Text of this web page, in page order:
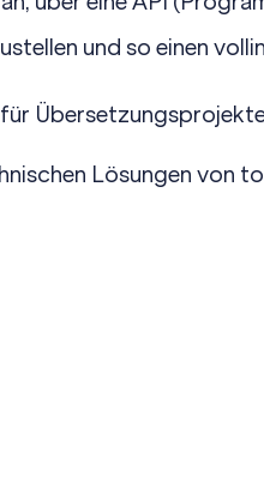
und so einen
für
Lösungen von